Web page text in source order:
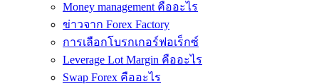
Money management คืออะไร
ข่าวจาก Forex Factory
การเลือกโบรกเกอร์ฟอเร็กซ์
Leverage Lot Margin คืออะไร
Swap Forex คืออะไร